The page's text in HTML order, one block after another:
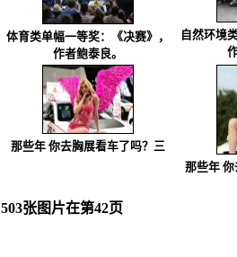
体育类单幅一等奖：《决赛》，
作者鲍泰良。
自然环境
那些年 你去胸展看车了吗？三
那些年
503张图片在第42页